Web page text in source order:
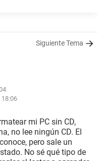
Siguiente Tema
18:06
mi PC sin CD,
no lee ningún CD. El
pero sale un
No sé qué tipo de